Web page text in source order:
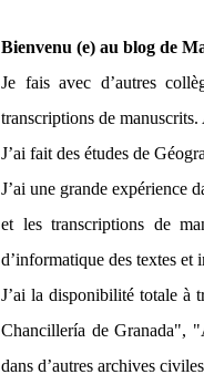
Bienvenu (e) au blog de
Je fais avec d’autres
transcriptions de
J’ai fait des études de
J’ai une grande expérience
et les transcriptions de
d’informatique des textes et
J’ai la disponibilité totale à
Chancillería de Granada",
dans d’autres archives